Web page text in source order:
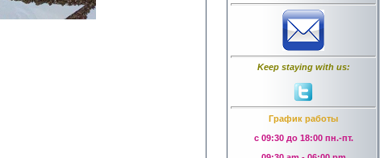
Keep staying with us:
График работы
с 09:30 до 18:00 пн.-пт.